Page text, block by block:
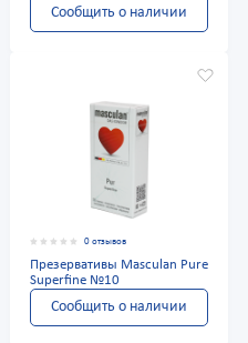
Сообщить о наличии
0 отзывов
Презервативы Masculan Pure
Superfine №10
Сообщить о наличии